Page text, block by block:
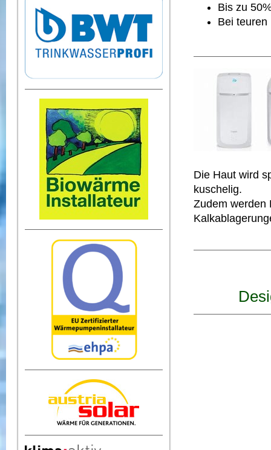
Bis zu
Bei teuren
Die Haut wird
kuschelig.
Zudem werden